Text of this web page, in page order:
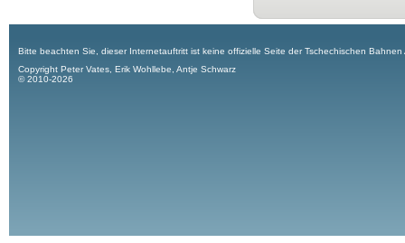
Bitte beachten Sie, dieser Internetauftritt ist keine offizielle Seite der Tschechischen
Copyright Peter Vates, Erik Wohllebe, Antje Schwarz
© 2010-2026